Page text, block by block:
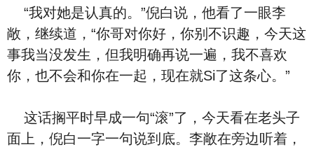
“我对她是认真的。”倪白说，他看了一眼李
敞，继续道，“你哥对你好，你别不识趣，今天这
事我当没发生，但我明确再说一遍，我不喜欢
你，也不会和你在一起，现在就Si了这条心。”
这话搁平时早成一句“滚”了，今天看在老头子
面上，倪白一字一句说到底。李敞在旁边听着，